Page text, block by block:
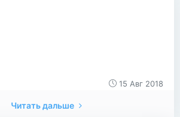
15 Авг 2018
Читать дальше